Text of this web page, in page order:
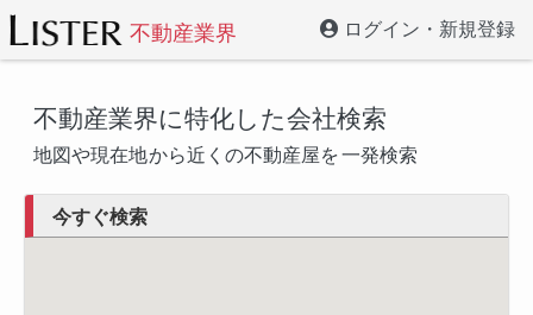
不動産業界 ログイン・新規登録
不動産業界に特化した会社検索
地図や現在地から近くの不動産屋を一発検索
今すぐ検索